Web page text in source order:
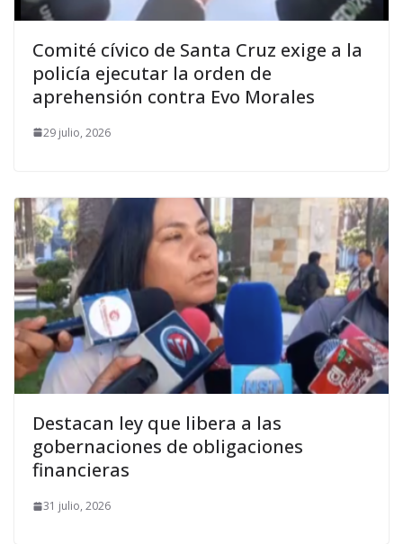
Comité cívico de Santa Cruz exige a la
policía ejecutar la orden de
aprehensión contra Evo Morales
29 julio, 2026
Destacan ley que libera a las
gobernaciones de obligaciones
financieras
31 julio, 2026